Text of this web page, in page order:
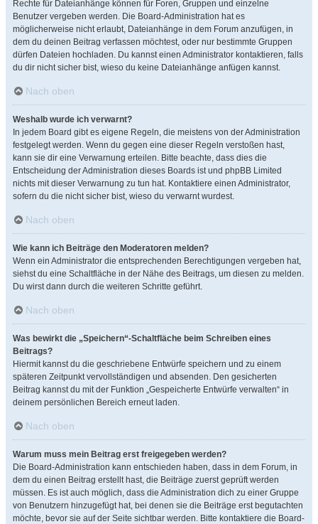
Rechte für Dateianhänge können für Foren, Gruppen und einzelne
Benutzer vergeben werden. Die Board-Administration hat es
möglicherweise nicht erlaubt, Dateianhänge in dem Forum anzufügen, in
dem du deinen Beitrag verfassen möchtest, oder nur bestimmte Gruppen
dürfen Dateien hochladen. Du kannst einen Administrator kontaktieren, falls
du dir nicht sicher bist, wieso du keine Dateianhänge anfügen kannst.
Nach oben
Weshalb wurde ich verwarnt?
In jedem Board gibt es eigene Regeln, die meistens von der Administration
festgelegt werden. Wenn du gegen eine dieser Regeln verstoßen hast,
kann sie dir eine Verwarnung erteilen. Bitte beachte, dass dies die
Entscheidung der Administration dieses Boards ist und phpBB Limited
nichts mit dieser Verwarnung zu tun hat. Kontaktiere einen Administrator,
sofern du die nicht sicher bist, wieso du verwarnt wurdest.
Nach oben
Wie kann ich Beiträge den Moderatoren melden?
Wenn ein Administrator die entsprechenden Berechtigungen vergeben hat,
siehst du eine Schaltfläche in der Nähe des Beitrags, um diesen zu melden.
Du wirst dann durch die weiteren Schritte geführt.
Nach oben
Was bewirkt die „Speichern“-Schaltfläche beim Schreiben eines
Beitrags?
Hiermit kannst du die geschriebene Entwürfe speichern und zu einem
späteren Zeitpunkt vervollständigen und absenden. Den gesicherten
Beitrag kannst du mit der Funktion „Gespeicherte Entwürfe verwalten“ in
deinem persönlichen Bereich erneut laden.
Nach oben
Warum muss mein Beitrag erst freigegeben werden?
Die Board-Administration kann entschieden haben, dass in dem Forum, in
dem du einen Beitrag erstellt hast, die Beiträge zuerst geprüft werden
müssen. Es ist auch möglich, dass die Administration dich zu einer Gruppe
von Benutzern hinzugefügt hat, bei denen sie die Beiträge erst begutachten
möchte, bevor sie auf der Seite sichtbar werden. Bitte kontaktiere die Board-